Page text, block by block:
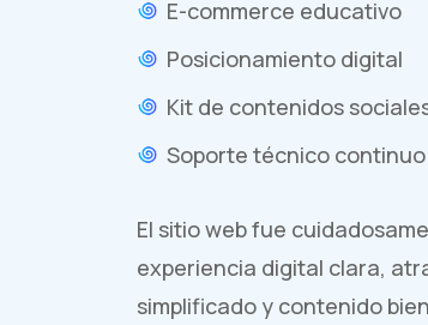
E-commerce educativo
Posicionamiento digital
Kit de contenidos
Soporte técnico continuo
El sitio web fue
experiencia digital clara,
simplificado y contenido